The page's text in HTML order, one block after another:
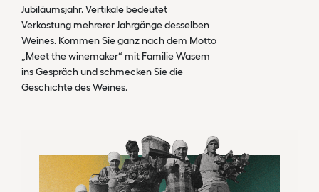
Jubiläumsjahr. Vertikale bedeutet
Verkostung mehrerer Jahrgänge desselben
Weines. Kommen Sie ganz nach dem Motto
„Meet the winemaker“ mit Familie Wasem
ins Gespräch und schmecken Sie die
Geschichte des Weines.